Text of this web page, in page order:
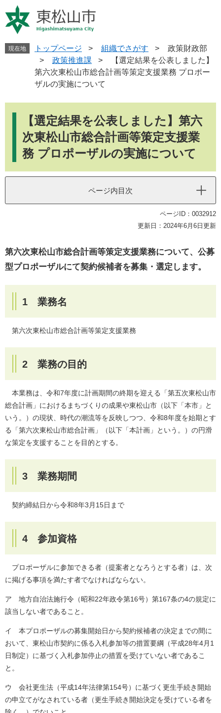
ー
ジ
ニ
ュ
現在地 トップページ > 組織でさがす >
政策財政部
>
政策推進課 >
【選定結果を公表しました】
第六次東松山市総合計画等策定支援業務 プロポー
ザルの実施について
【選定結果を公表しました】第六
次東松山市総合計画等策定支援業
務 プロポーザルの実施について
ページ内目次
ページID：0032912
更新日：2024年6月6日更新
第六次東松山市総合計画等策定支援業務について、公募
型プロポーザルにて契約候補者を募集・選定します。
1 業務名
第六次東松山市総合計画等策定支援業務
2 業務の目的
本業務は、令和7年度に計画期間の終期を迎える「第五次東松山市
総合計画」におけるまちづくりの成果や東松山市（以下「本市」と
いう。）の現状、時代の潮流等を反映しつつ、令和8年度を始期とす
る「第六次東松山市総合計画」（以下「本計画」という。）の円滑
な策定を支援することを目的とする。
3 業務期間
契約締結日から令和8年3月15日まで
4 参加資格
プロポーザルに参加できる者（提案者となろうとする者）は、次
に掲げる事項を満たす者でなければならない。
ア 地方自治法施行令（昭和22年政令第16号）第167条の4の規定に
該当しない者であること。
イ 本プロポーザルの募集開始日から契約候補者の決定までの間に
おいて、東松山市契約に係る入札参加等の措置要綱（平成28年4月1
日制定）に基づく入札参加停止の措置を受けていない者であるこ
と。
ウ 会社更生法（平成14年法律第154号）に基づく更生手続き開始
の申立てがなされている者（更生手続き開始決定を受けている者を